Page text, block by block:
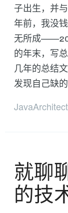
子出生，并
年前，我没
无所成
的年末，写
几年的总结
发现自己缺
JavaArchitect
就聊
的技